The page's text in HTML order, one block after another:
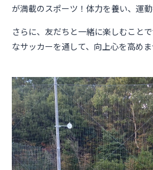
が満載のスポーツ！体力を養い、運
さらに、友だちと一緒に楽しむこと
なサッカーを通して、向上心を高め